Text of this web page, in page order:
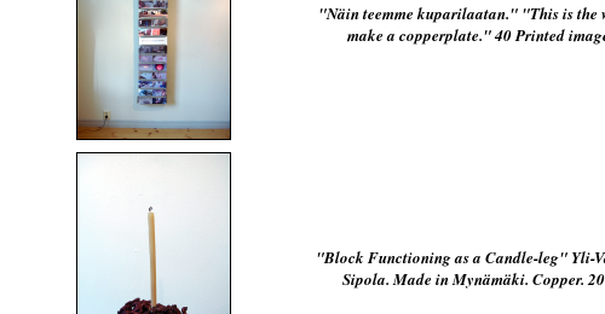
"Näin teemme kuparilaatan." "This is the
make a copperplate." 40 Printed
"Block Functioning as a Candle-leg" Yli-
Sipola. Made in Mynämäki. Copper.